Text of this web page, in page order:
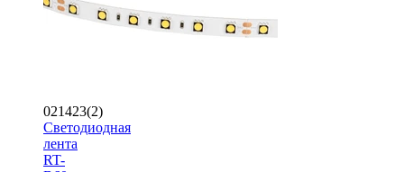
021423(2)
Светодиодная
лента
RT-